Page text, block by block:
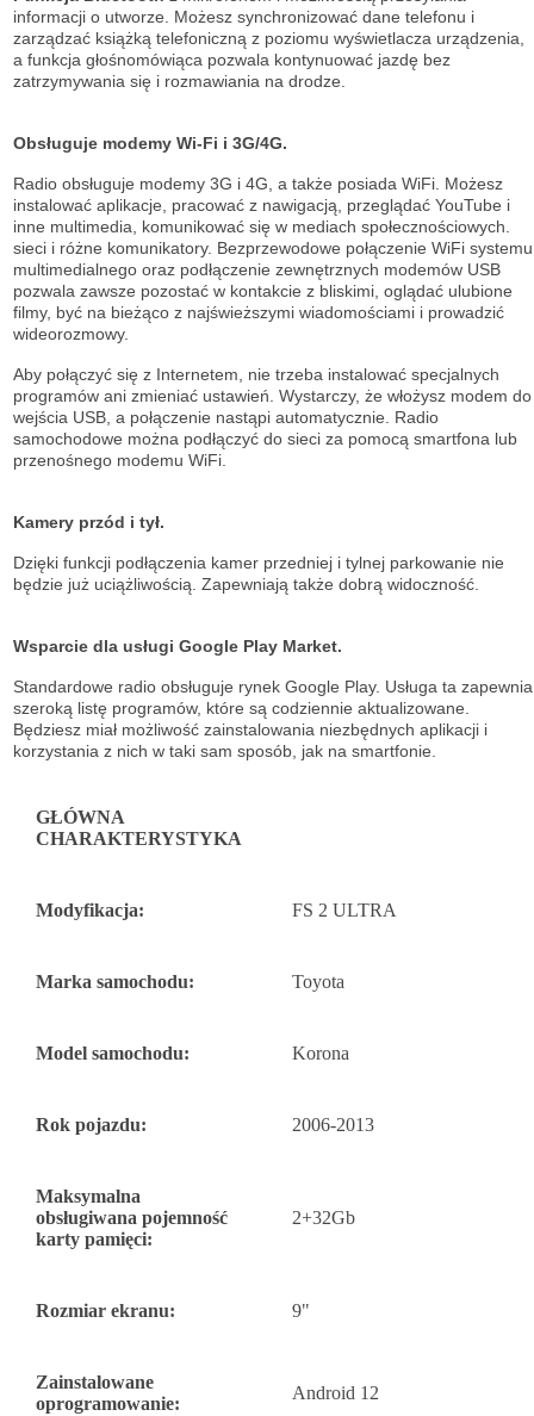
informacji o utworze. Możesz synchronizować dane telefonu i
zarządzać książką telefoniczną z poziomu wyświetlacza urządzenia,
a funkcja głośnomówiąca pozwala kontynuować jazdę bez
zatrzymywania się i rozmawiania na drodze.
Obsługuje modemy Wi-Fi i 3G/4G.
Radio obsługuje modemy 3G i 4G, a także posiada WiFi. Możesz
instalować aplikacje, pracować z nawigacją, przeglądać YouTube i
inne multimedia, komunikować się w mediach społecznościowych.
sieci i różne komunikatory. Bezprzewodowe połączenie WiFi systemu
multimedialnego oraz podłączenie zewnętrznych modemów USB
pozwala zawsze pozostać w kontakcie z bliskimi, oglądać ulubione
filmy, być na bieżąco z najświeższymi wiadomościami i prowadzić
wideorozmowy.
Aby połączyć się z Internetem, nie trzeba instalować specjalnych
programów ani zmieniać ustawień. Wystarczy, że włożysz modem do
wejścia USB, a połączenie nastąpi automatycznie. Radio
samochodowe można podłączyć do sieci za pomocą smartfona lub
przenośnego modemu WiFi.
Kamery przód i tył.
Dzięki funkcji podłączenia kamer przedniej i tylnej parkowanie nie
będzie już uciążliwością. Zapewniają także dobrą widoczność.
Wsparcie dla usługi Google Play Market.
Standardowe radio obsługuje rynek Google Play. Usługa ta zapewnia
szeroką listę programów, które są codziennie aktualizowane.
Będziesz miał możliwość zainstalowania niezbędnych aplikacji i
korzystania z nich w taki sam sposób, jak na smartfonie.
GŁÓWNA
CHARAKTERYSTYKA
Modyfikacja: FS 2 ULTRA
Marka samochodu: Toyota
Model samochodu: Korona
Rok pojazdu: 2006-2013
Maksymalna
obsługiwana pojemność
karty pamięci:
2+32Gb
Rozmiar ekranu: 9"
Zainstalowane
oprogramowanie:
Android 12